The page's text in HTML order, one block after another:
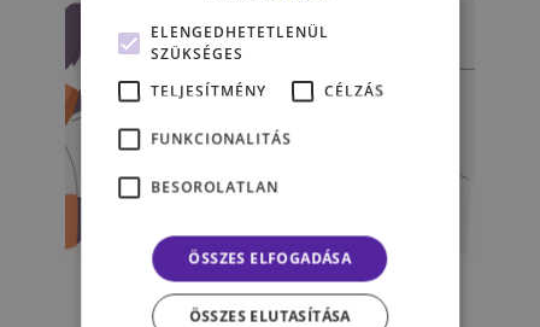
A test a lelke mindennek -
testpozitivitás az Instagramon
ELENGEDHETETLENÜL
SZÜKSÉGES
TELJESÍTMÉNY
CÉLZÁS
FUNKCIONALITÁS
BESOROLATLAN
ÖSSZES ELFOGADÁSA
ÖSSZES ELUTASÍTÁSA